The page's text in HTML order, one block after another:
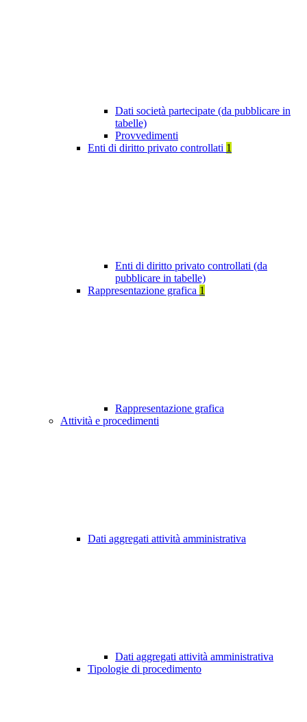
Dati società partecipate (da pubblicare in
tabelle)
Provvedimenti
Enti di diritto privato controllati 1
Enti di diritto privato controllati (da
pubblicare in tabelle)
Rappresentazione grafica 1
Rappresentazione grafica
Attività e procedimenti
Dati aggregati attività amministrativa
Dati aggregati attività amministrativa
Tipologie di procedimento